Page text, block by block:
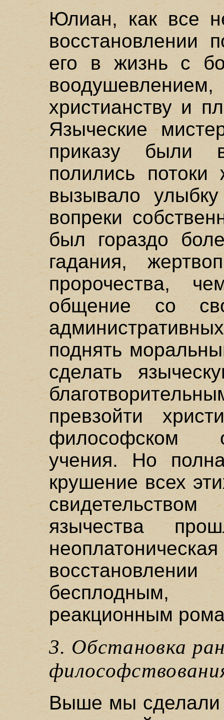
Юлиан, как все
восстановлении
его в жизнь с
христианству и
Языческие
приказу были
полились потоки
вызывало
вопреки
был гораздо
гадания,
пророчества,
общение со
поднять
сделать
превзойти
философском
учения. Но
крушение всех
язычества
реакционным
3. Обстановка
Выше мы сделали